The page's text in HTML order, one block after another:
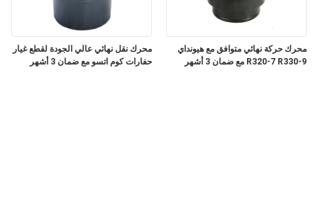
محرك نقل نهائي عالي الجودة لقطع غيار
حفارات كوم اتسو مع ضمان 3 أشهر
محرك حركة نهائي متوافق مع هيونداي
R320-7 R330-9 مع ضمان 3 أشهر